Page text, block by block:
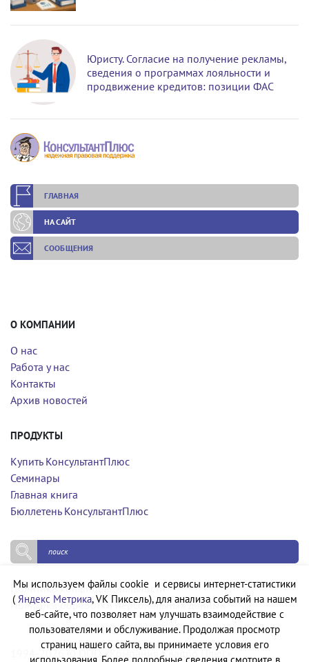
Юристу. Согласие на получение рекламы,
сведения о программах лояльности и
продвижение кредитов: позиции ФАС
ГЛАВНАЯ
НА САЙТ
СООБЩЕНИЯ
О КОМПАНИИ
О нас
Работа у нас
Контакты
Архив новостей
ПРОДУКТЫ
Купить КонсультантПлюс
Семинары
Главная книга
Бюллетень КонсультантПлюс
Политика конфиденциальности
Политика обработки персональных данных
1994-2026 © ООО «Компания Квадро Плюс»
Мы используем файлы cookie и сервисы интернет-статистики
( Яндекс Метрика, VK Пиксель), для анализа событий на нашем
веб-сайте, что позволяет нам улучшать взаимодействие с
пользователями и обслуживание. Продолжая просмотр
страниц нашего сайта, вы принимаете условия его